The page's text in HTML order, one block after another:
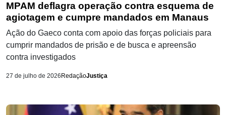
MPAM deflagra operação contra esquema de
agiotagem e cumpre mandados em Manaus
Ação do Gaeco conta com apoio das forças policiais para
cumprir mandados de prisão e de busca e apreensão
contra investigados
27 de julho de 2026 RedaçãoJustiça